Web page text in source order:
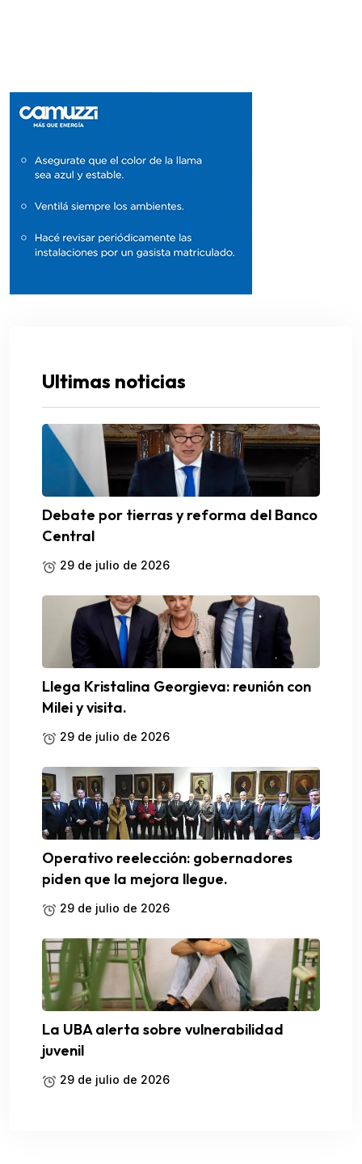
Ultimas noticias
Debate por tierras y reforma del Banco
Central
29 de julio de 2026
Llega Kristalina Georgieva: reunión con
Milei y visita.
29 de julio de 2026
Operativo reelección: gobernadores
piden que la mejora llegue.
29 de julio de 2026
La UBA alerta sobre vulnerabilidad
juvenil
29 de julio de 2026